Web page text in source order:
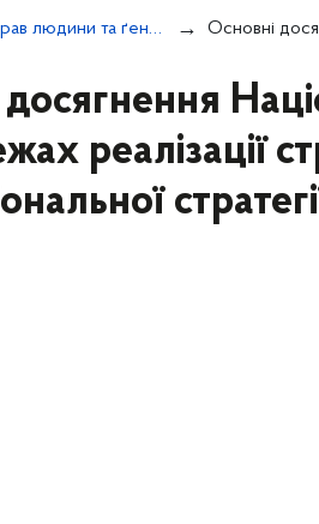
Дотримання прав людини та ґендерної політики Основні досягнення Національної
реалізації